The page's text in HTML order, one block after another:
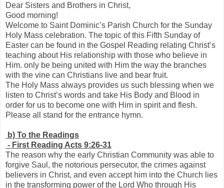
Dear Sisters and Brothers in Christ,
Good morning!
Welcome to Saint Dominic’s Parish Church for the Sunday
Holy Mass celebration. The topic of this Fifth Sunday of
Easter can be found in the Gospel Reading relating Christ’s
teaching about His relationship with those who believe in
Him. only be being united with Him the way the branches
with the vine can Christians live and bear fruit.
The Holy Mass always provides us such blessing when we
listen to Christ’s words and take His Body and Blood in
order for us to become one with Him in spirit and flesh.
Please all stand for the entrance hymn.
b) To the Readings
- First Reading Acts 9:26-31
The reason why the early Christian Community was able to
forgive Saul, the notorious persecutor, the crimes against
believers in Christ, and even accept him into the Church lies
in the transforming power of the Lord Who through His